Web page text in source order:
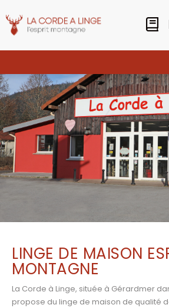
LINGE DE MAISON
MONTAGNE
La Corde à Linge, située à Gérardmer
propose du linge de maison de qualité